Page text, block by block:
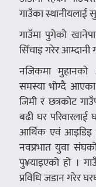
गाउँका स्थानीयलाई
गाउँमा पुगेको
सिँचाइ गरेर
नजिकमा मुहानको
समस्या भोग्दै आएका
जिमी र छत्रकोट
बढी घर
आर्थिक एवं आइडिइ
नवप्रभात युवा
पु¥याइएको हो ।
प्रविधि जडान गरेर